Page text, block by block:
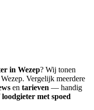
in Wezep? Wij tonen
Wezep. Vergelijk meerdere
en tarieven — handig
loodgieter met spoed